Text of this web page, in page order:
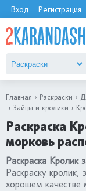
Вход Регистрация
Главная Раскраски
Зайцы и кролики
Раскраска
морковь
Раскраска Кролик
Раскраску
хорошем